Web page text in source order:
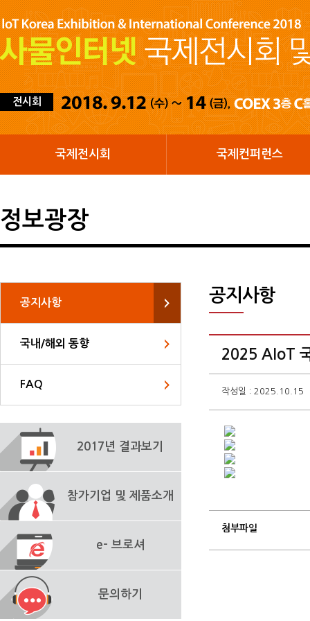
전시회
국제전시회 국제컨퍼런스
정보광장
공지사항
국내/해외 동향
FAQ
2017년 결과보기
참가기업 및 제품소개
e- 브로셔
문의하기
공지사항
2025 AIoT
작성일 : 2025.10.15
첨부파일